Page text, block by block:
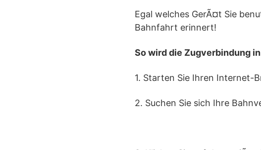
Egal welches GerÃ¤t Sie
Bahnfahrt erinnert!
So wird die Zugverbindung
1. Starten Sie Ihren Internet-
2. Suchen Sie sich Ihre